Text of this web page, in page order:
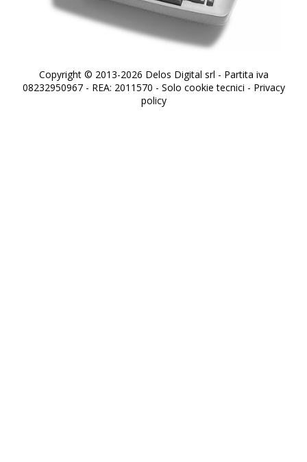
Copyright © 2013-2026 Delos Digital srl - Partita iva
08232950967 - REA: 2011570 - Solo cookie tecnici - Privacy
policy